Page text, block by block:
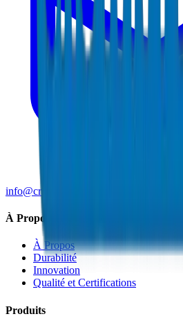
info@crownplasticuae.com
À Propos de Crown
À Propos
Durabilité
Innovation
Qualité et Certifications
Produits